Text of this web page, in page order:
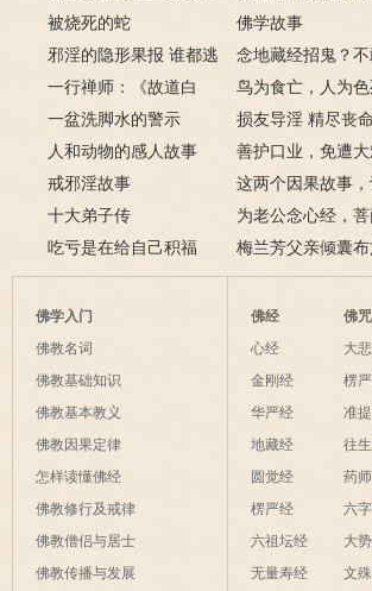
上纵欲酿车祸被烧死
－淫人妻者，妻淫人
被烧死的蛇
佛学故事
邪淫的隐形果报 谁都逃
不掉
念地藏经招鬼？不
地藏经的请进来
一行禅师：《故道白
云》
鸟为食亡，人为
一盆洗脚水的警示
损友导淫 精尽丧命
人和动物的感人故事 善护口业，免遭
戒邪淫故事
这两个因果故事
了解什么是业障
十大弟子传
为老公念心经，
的加持为其开智慧
吃亏是在给自己积福
梅兰芳父亲倾囊
获善报
佛学入门
佛教名词
佛教基础知识
佛教基本教义
佛教因果定律
怎样读懂佛经
佛教修行及戒律
佛教僧侣与居士
佛教传播与发展
佛经
心经
金刚经
华严经
地藏经
圆觉经
楞严经
六祖坛经
无量寿经
佛咒
大
楞
准
往
药
六
大
文